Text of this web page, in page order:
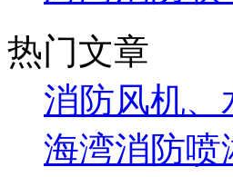
热门文章
消防风机、
海湾消防喷